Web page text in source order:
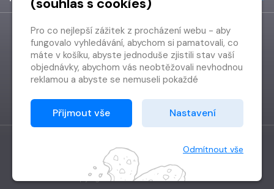
Vytvořilo Grand IT s.r.o.
Copyright © 2026 Radioservis a.s.
Pro co nejlepší zážitek z procházení webu - aby
fungovalo vyhledávání, abychom si pamatovali, co
máte v košíku, abyste jednoduše zjistili stav vaší
objednávky, abychom vás neobtěžovali nevhodnou
reklamou a abyste se nemuseli pokaždé
Proto od vás potřebujeme souhlas se
zpracováním souborů cookies
Děkujeme, že nám ho dáte a pomůžete nám tak
Přijmout vše Nastavení
Odmítnout vše